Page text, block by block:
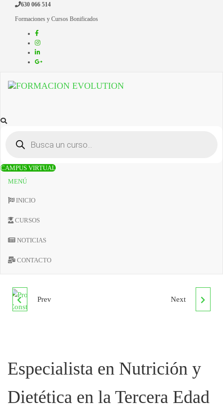
Saltar 630 066 514
Formaciones y Cursos Bonificados
PRODUCTOS
CAMPUS VIRTUAL
MENÚ
INICIO
CURSOS
NOTICIAS
CONTACTO
PROCESOS DE UNIÓN Y
METÁLICAS. MF1152_3
Prev CURSO SUPERIOR EN
TERCERA EDAD
Next
Especialista en Nutrición y
Dietética en la Tercera Edad